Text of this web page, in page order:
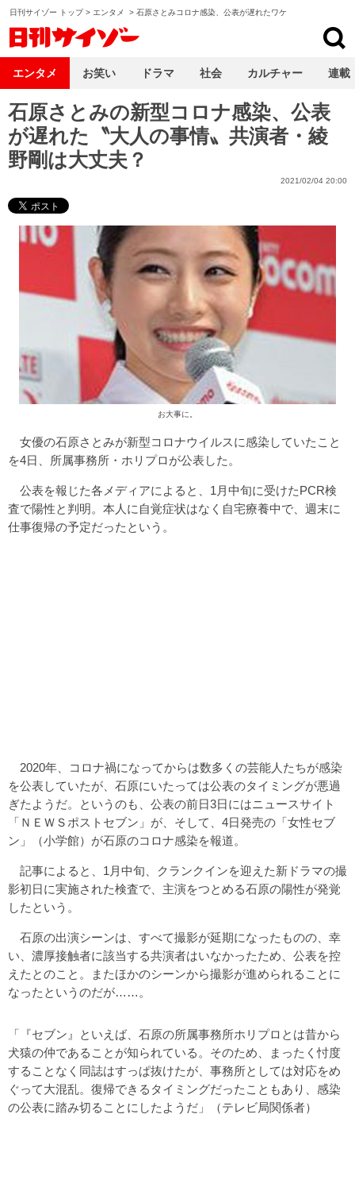
日刊サイゾー トップ> エンタメ > 石原さとみコロナ感染、公表が遅れたワケ
石原さとみの新型コロナ感染、公表
が遅れた〝大人の事情〟共演者・綾
野剛は大丈夫？
2021/02/04 20:00
お大事に。
女優の石原さとみが新型コロナウイルスに感染していたこと
を4日、所属事務所・ホリプロが公表した。
公表を報じた各メディアによると、1月中旬に受けたPCR検
査で陽性と判明。本人に自覚症状はなく自宅療養中で、週末に
仕事復帰の予定だったという。
2020年、コロナ禍になってからは数多くの芸能人たちが感染
を公表していたが、石原にいたっては公表のタイミングが悪過
ぎたようだ。というのも、公表の前日3日にはニュースサイト
「ＮＥＷＳポストセブン」が、そして、4日発売の「女性セブ
ン」（小学館）が石原のコロナ感染を報道。
記事によると、1月中旬、クランクインを迎えた新ドラマの撮
影初日に実施された検査で、主演をつとめる石原の陽性が発覚
したという。
石原の出演シーンは、すべて撮影が延期になったものの、幸
い、濃厚接触者に該当する共演者はいなかったため、公表を控
えたとのこと。またほかのシーンから撮影が進められることに
なったというのだが……。
「『セブン』といえば、石原の所属事務所ホリプロとは昔から
犬猿の仲であることが知られている。そのため、まったく忖度
することなく同誌はすっぱ抜けたが、事務所としては対応をめ
ぐって大混乱。復帰できるタイミングだったこともあり、感染
の公表に踏み切ることにしたようだ」（テレビ局関係者）
エンタメ お笑い ドラマ 社会 カルチャー 連載